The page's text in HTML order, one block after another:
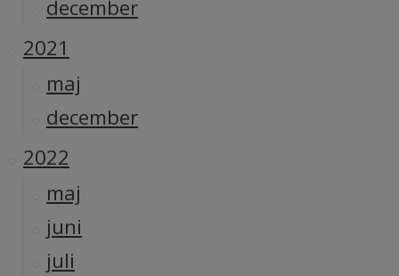
december
2021
maj
december
2022
maj
juni
juli